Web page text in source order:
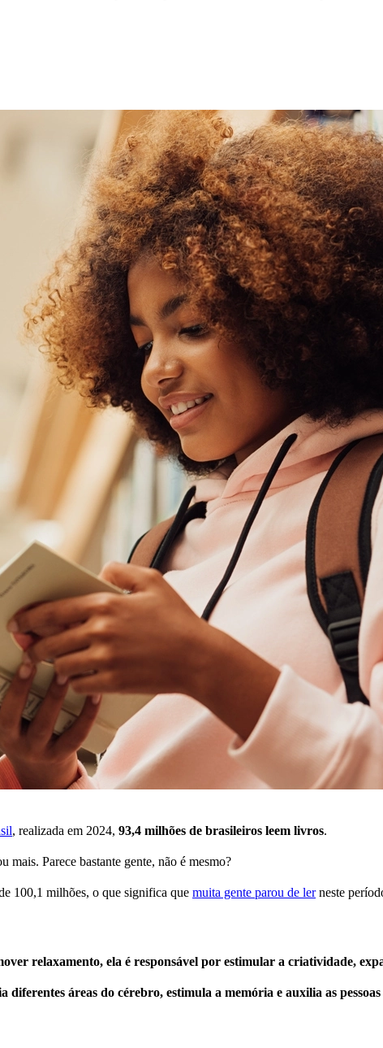
, realizada em 2024, 93,4 milhões de brasileiros leem livros.
mais. Parece bastante gente, não é mesmo?
100,1 milhões, o que significa que muita gente parou de lerneste
relaxamento, ela é responsável por estimular a criatividade,
diferentes áreas do cérebro, estimula a memória e auxilia as